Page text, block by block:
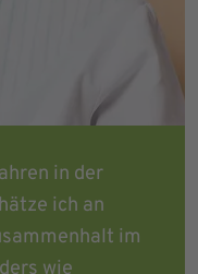
in der
ich an
im
wie